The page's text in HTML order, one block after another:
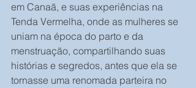
em Canaã, e suas experiências na
Tenda Vermelha, onde as mulheres se
uniam na época do parto e da
menstruação, compartilhando suas
histórias e segredos, antes que ela se
tornasse uma renomada parteira no